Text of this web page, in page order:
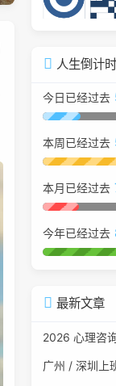
人生倒计时
今日已经过去
本周已经过去
本月已经过去
今年已经过去
最新文章